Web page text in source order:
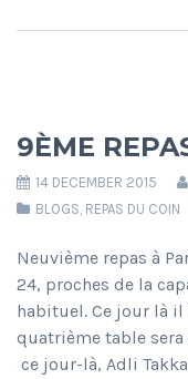
9ÈME
14 DECEMBER 2015
BLOGS, REPAS DU COIN
Neuvième repas à
24, proches de la
habituel. Ce jour là
quatrième table sera
ce jour-là, Adli